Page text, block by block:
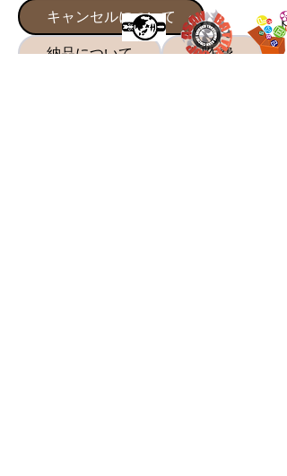
キャンセルについて
納品について
制作費